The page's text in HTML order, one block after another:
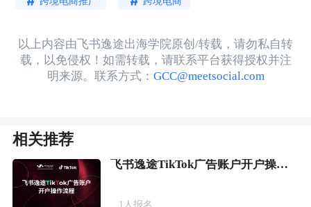
以上内容由飞书逸途出海学院原创/转载，请勿私自转
载，以免侵权！如需转载，请联系平台获得授权并注
明来源。联系方式： GCC@meetsocial.com
相关推荐
飞书逸途TikTok广告账户开户操作流程
1 人报名